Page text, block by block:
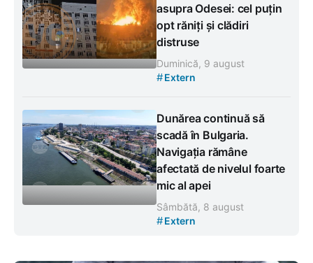
asupra Odesei: cel puțin
opt răniți și clădiri
distruse
Duminică, 9 august
#Extern
Dunărea continuă să
scadă în Bulgaria.
Navigația rămâne
afectată de nivelul foarte
mic al apei
Sâmbătă, 8 august
#Extern